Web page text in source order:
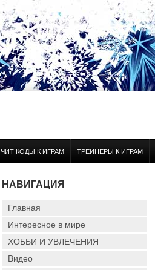
ЧИТ КОДЫ К ИГРАМ ТРЕЙНЕРЫ К ИГРАМ
НАВИГАЦИЯ
Главная
Интересное в мире
ХОББИ И УВЛЕЧЕНИЯ
Видео